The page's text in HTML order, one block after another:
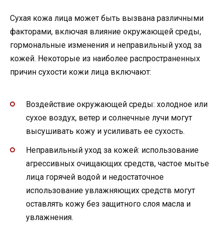
Сухая кожа лица может быть вызвана различными
факторами, включая влияние окружающей среды,
гормональные изменения и неправильный уход за
кожей. Некоторые из наиболее распространенных
причин сухости кожи лица включают:
Воздействие окружающей среды: холодное или
сухое воздух, ветер и солнечные лучи могут
высушивать кожу и усиливать ее сухость.
Неправильный уход за кожей: использование
агрессивных очищающих средств, частое мытье
лица горячей водой и недостаточное
использование увлажняющих средств могут
оставлять кожу без защитного слоя масла и
увлажнения.